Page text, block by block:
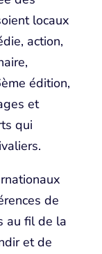
locaux
action,
édition,
et
qui
de
au fil de la
et de